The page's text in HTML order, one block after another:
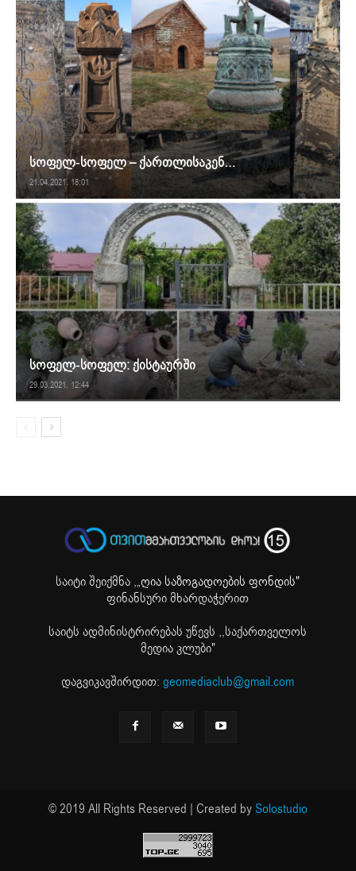
სოფელ-სოფელ – ქართლისაკენ…
21.04.2021. 18:01
სოფელ-სოფელ: ქისტაურში
29.03.2021. 12:44
საიტი შეიქმნა ,„ღია საზოგადოების ფონდის"
ფინანსური მხარდაჭერით
საიტს ადმინისტრირებას უწევს ,,საქართველოს
მედია კლუბი"
დაგვიკავშირდით:geomediaclub@gmail.com
© 2019 All Rights Reserved | Created bySolostudio